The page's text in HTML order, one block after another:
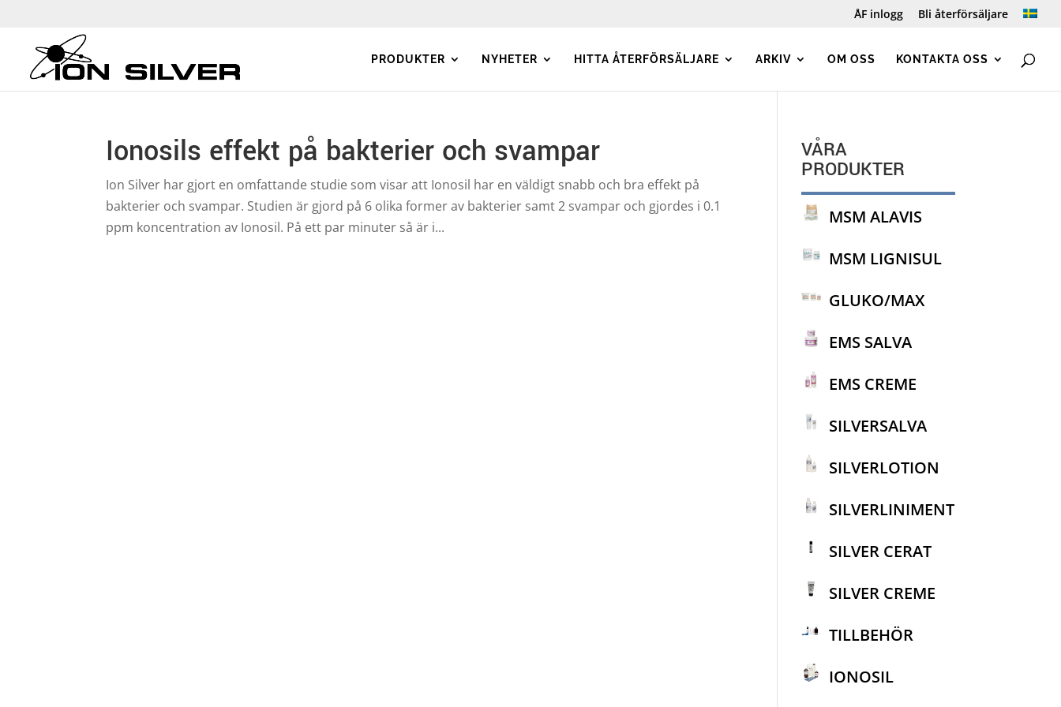
ÅF inlogg Bli återförsäljare
PRODUKTER NYHETER HITTA ÅTERFÖRSÄLJARE ARKIV OM OSS KONTAKTA OSS
Ionosils effekt på bakterier och svampar
Ion Silver har gjort en omfattande studie som visar att Ionosil har en väldigt snabb och bra effekt på
bakterier och svampar. Studien är gjord på 6 olika former av bakterier samt 2 svampar och gjordes i 0.1
ppm koncentration av Ionosil. På ett par minuter så är i...
VÅRA
PRODUKTER
MSM ALAVIS
MSM LIGNISUL
GLUKO/MAX
EMS SALVA
EMS CREME
SILVERSALVA
SILVERLOTION
SILVERLINIMENT
SILVER CERAT
SILVER CREME
TILLBEHÖR
IONOSIL